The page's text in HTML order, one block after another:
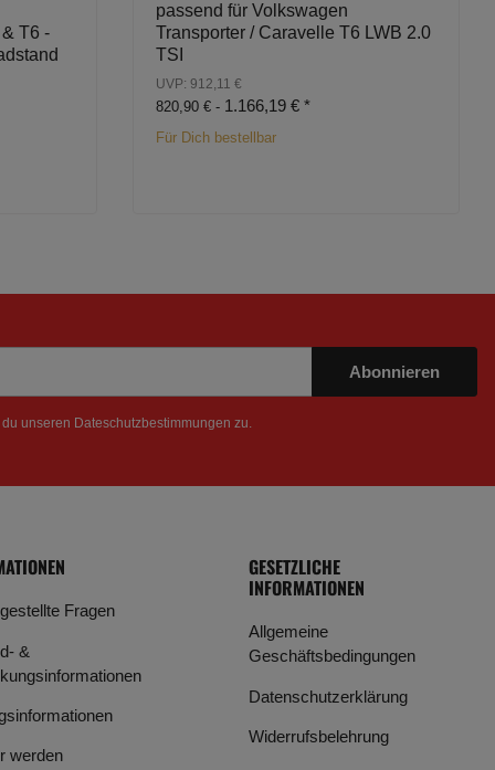
T6 -
passend für Volkswagen
Transporter / Caravelle T6 LWB 2.0
TSI
UVP: 912,11 €
820,90 € - 1.166,19 € *
Für Dich bestellbar
Abonnieren
unseren Dateschutzbestimmungen zu.
Fragen
&
werden
GESETZLICHE
INFORMATIONEN
Allgemeine
Geschäftsbedingungen
Datenschutzerklärung
Widerrufsbelehrung